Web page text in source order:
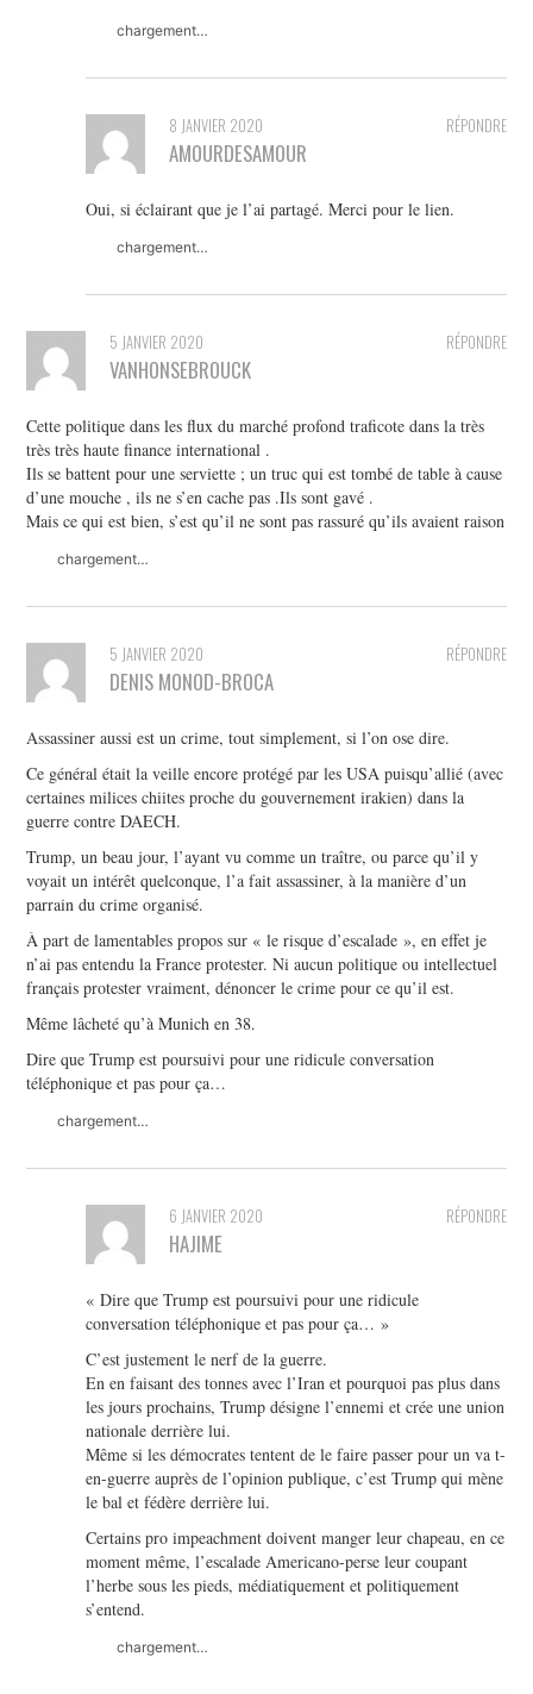
chargement…
RÉPONDRE
8 JANVIER 2020
AMOURDESAMOUR
Oui, si éclairant que je l’ai partagé. Merci pour le lien.
chargement…
RÉPONDRE
5 JANVIER 2020
VANHONSEBROUCK
Cette politique dans les flux du marché profond traficote dans la très
très très haute finance international .
Ils se battent pour une serviette ; un truc qui est tombé de table à cause
d’une mouche , ils ne s’en cache pas .Ils sont gavé .
Mais ce qui est bien, s’est qu’il ne sont pas rassuré qu’ils avaient raison
chargement…
RÉPONDRE
5 JANVIER 2020
DENIS MONOD-BROCA
Assassiner aussi est un crime, tout simplement, si l’on ose dire.
Ce général était la veille encore protégé par les USA puisqu’allié (avec
certaines milices chiites proche du gouvernement irakien) dans la
guerre contre DAECH.
Trump, un beau jour, l’ayant vu comme un traître, ou parce qu’il y
voyait un intérêt quelconque, l’a fait assassiner, à la manière d’un
parrain du crime organisé.
À part de lamentables propos sur « le risque d’escalade », en effet je
n’ai pas entendu la France protester. Ni aucun politique ou intellectuel
français protester vraiment, dénoncer le crime pour ce qu’il est.
Même lâcheté qu’à Munich en 38.
Dire que Trump est poursuivi pour une ridicule conversation
téléphonique et pas pour ça…
chargement…
RÉPONDRE
6 JANVIER 2020
HAJIME
« Dire que Trump est poursuivi pour une ridicule
conversation téléphonique et pas pour ça… »
C’est justement le nerf de la guerre.
En en faisant des tonnes avec l’Iran et pourquoi pas plus dans
les jours prochains, Trump désigne l’ennemi et crée une union
nationale derrière lui.
Même si les démocrates tentent de le faire passer pour un va t-
en-guerre auprès de l’opinion publique, c’est Trump qui mène
le bal et fédère derrière lui.
Certains pro impeachment doivent manger leur chapeau, en ce
moment même, l’escalade Americano-perse leur coupant
l’herbe sous les pieds, médiatiquement et politiquement
s’entend.
chargement…